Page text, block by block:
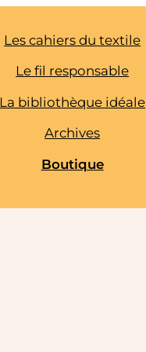
Les cahiers du textile
Le fil responsable
La bibliothèque idéale
Archives
Boutique